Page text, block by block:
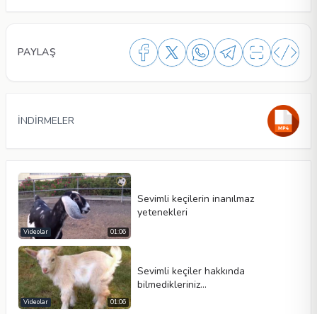
PAYLAŞ
Video tipi
İNDİRMELER
01:06
Videolar
Sevimli keçilerin inanılmaz
yetenekleri
01:06
Videolar
Sevimli keçiler hakkında
bilmedikleriniz...